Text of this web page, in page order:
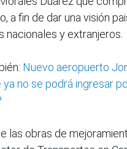
a fin de dar una visión
nacionales y extranjeros.
Nuevo aeropuerto
ya no se podrá ingresar
las obras de